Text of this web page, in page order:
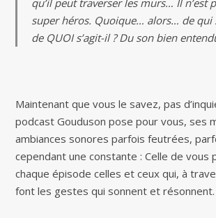
qu’il peut traverser les murs… Il n’est
super héros. Quoique… alors… de qui
de QUOI s’agit-il ? Du son bien
Maintenant que vous le savez, pas
podcast Gouduson pose pour vous, ses
ambiances sonores parfois feutrées,
cependant une constante : Celle de vous
chaque épisode celles et ceux qui, à
font les gestes qui sonnent et résonnent.